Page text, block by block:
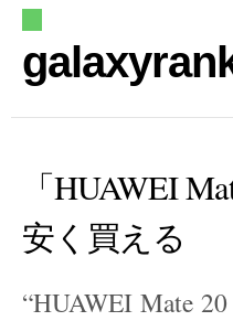
「HUAWEI
安く買える
“HUAWEI Mate